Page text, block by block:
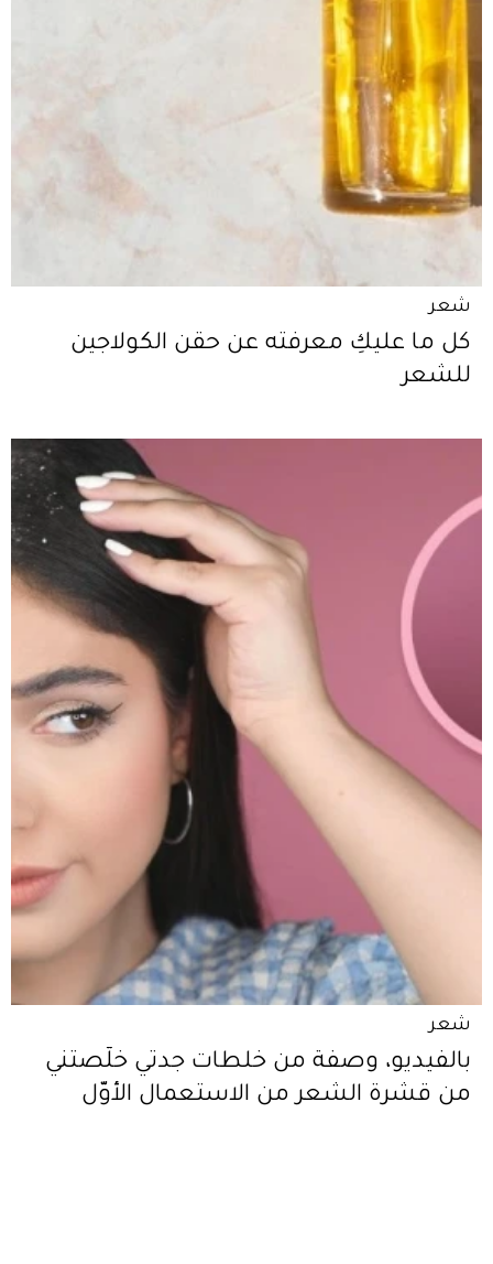
شعر
كل ما عليكِ معرفته عن حقن الكولاجين
للشعر
شعر
بالفيديو، وصفة من خلطات جدتي خلّصتني
من قشرة الشعر من الاستعمال الأوّل